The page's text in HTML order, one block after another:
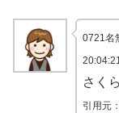
0721名
さく
引用元